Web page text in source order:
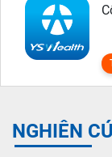
NGHIÊN